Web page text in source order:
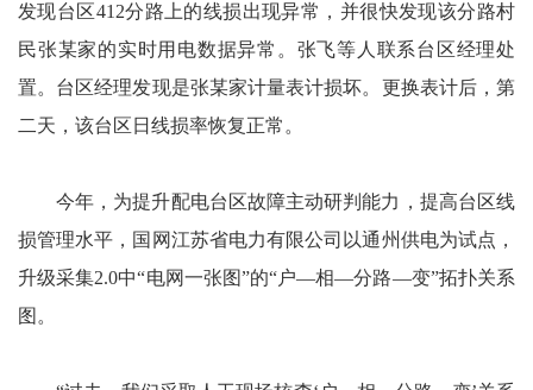
发现台区412分路上的线损出现异常，并很快发现该分路村
民张某家的实时用电数据异常。张飞等人联系台区经理处
置。台区经理发现是张某家计量表计损坏。更换表计后，第
二天，该台区日线损率恢复正常。
今年，为提升配电台区故障主动研判能力，提高台区线
损管理水平，国网江苏省电力有限公司以通州供电为试点，
升级采集2.0中“电网一张图”的“户—相—分路—变”拓扑关系
图。